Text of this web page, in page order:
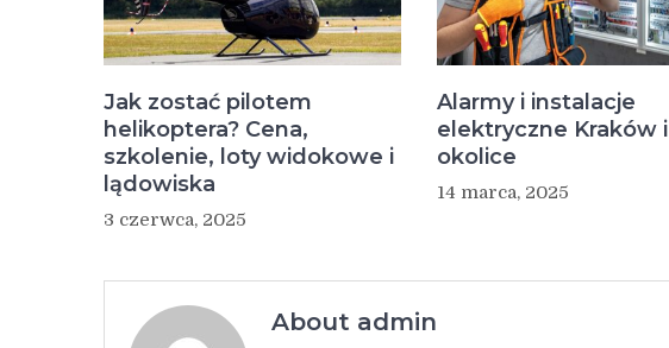
Jak zostać pilotem
helikoptera? Cena,
szkolenie, loty widokowe i
lądowiska
3 czerwca, 2025
Alarmy i instalacje
elektryczne Kraków i
okolice
14 marca, 2025
About admin